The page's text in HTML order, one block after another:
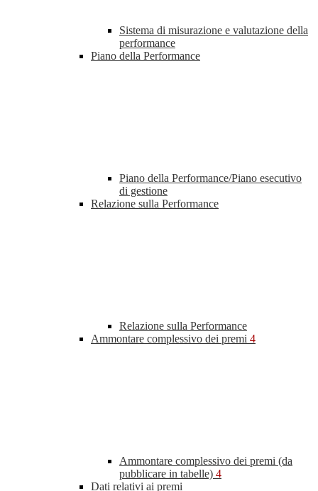
Sistema di misurazione e valutazione della
performance
Piano della Performance
Piano della Performance/Piano esecutivo
di gestione
Relazione sulla Performance
Relazione sulla Performance
Ammontare complessivo dei premi 4
Ammontare complessivo dei premi (da
pubblicare in tabelle) 4
Dati relativi ai premi